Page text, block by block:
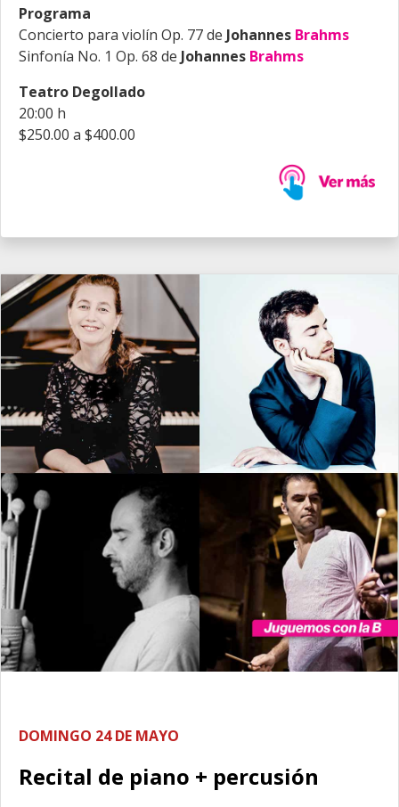
Programa
Concierto para violín Op. 77 de Johannes Brahms
Sinfonía No. 1 Op. 68 de Johannes Brahms
Teatro Degollado
20:00 h
$250.00 a $400.00
DOMINGO 24 DE MAYO
Recital de piano + percusión